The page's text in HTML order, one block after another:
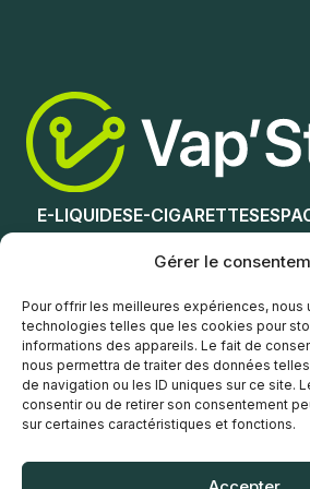
Gérer le
Pour offrir les meilleures expériences, nous
technologies telles que les cookies pour
informations des appareils. Le fait de
nous permettra de traiter des données
de navigation ou les ID uniques sur ce site.
consentir ou de retirer son consentement
sur certaines caractéristiques et fonctions.
Ajouter au panier
E-LIQUIDESE-CIGARETTES
NOS MAGASINS
Service client